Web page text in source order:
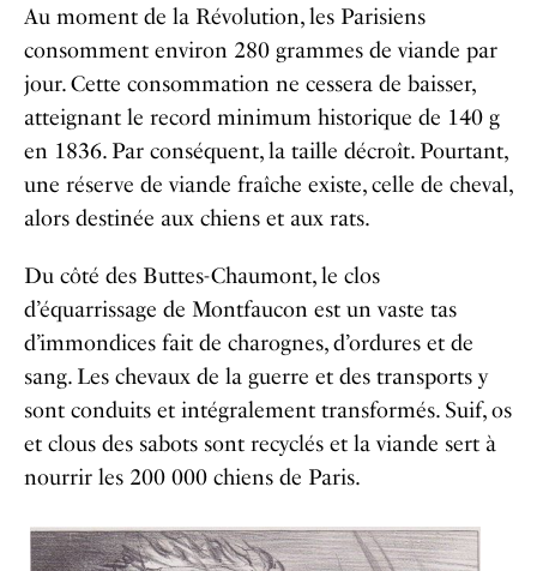
Au moment de la Révolution, les Parisiens
consomment environ 280 grammes de viande par
jour. Cette consommation ne cessera de baisser,
atteignant le record minimum historique de 140 g
en 1836. Par conséquent, la taille décroît. Pourtant,
une réserve de viande fraîche existe, celle de cheval,
alors destinée aux chiens et aux rats.
Du côté des Buttes-Chaumont, le clos
d’équarrissage de Montfaucon est un vaste tas
d’immondices fait de charognes, d’ordures et de
sang. Les chevaux de la guerre et des transports y
sont conduits et intégralement transformés. Suif, os
et clous des sabots sont recyclés et la viande sert à
nourrir les 200 000 chiens de Paris.